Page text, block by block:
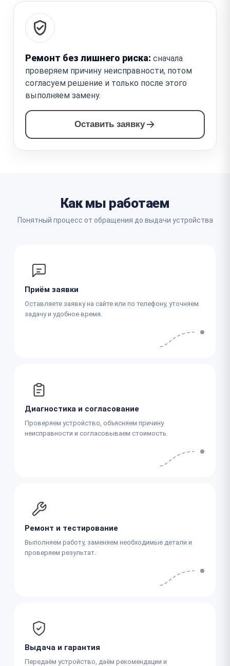
Ремонт без лишнего риска: сначала
проверяем причину неисправности, потом
согласуем решение и только после этого
выполняем замену.
Оставить заявку
Как мы работаем
Понятный процесс от обращения до выдачи устройства
Приём заявки
Оставляете заявку на сайте или по телефону, уточняем
задачу и удобное время.
Диагностика и согласование
Проверяем устройство, объясняем причину
неисправности и согласовываем стоимость.
Ремонт и тестирование
Выполняем работу, заменяем необходимые детали и
проверяем результат.
Выдача и гарантия
Передаём устройство, даём рекомендации и